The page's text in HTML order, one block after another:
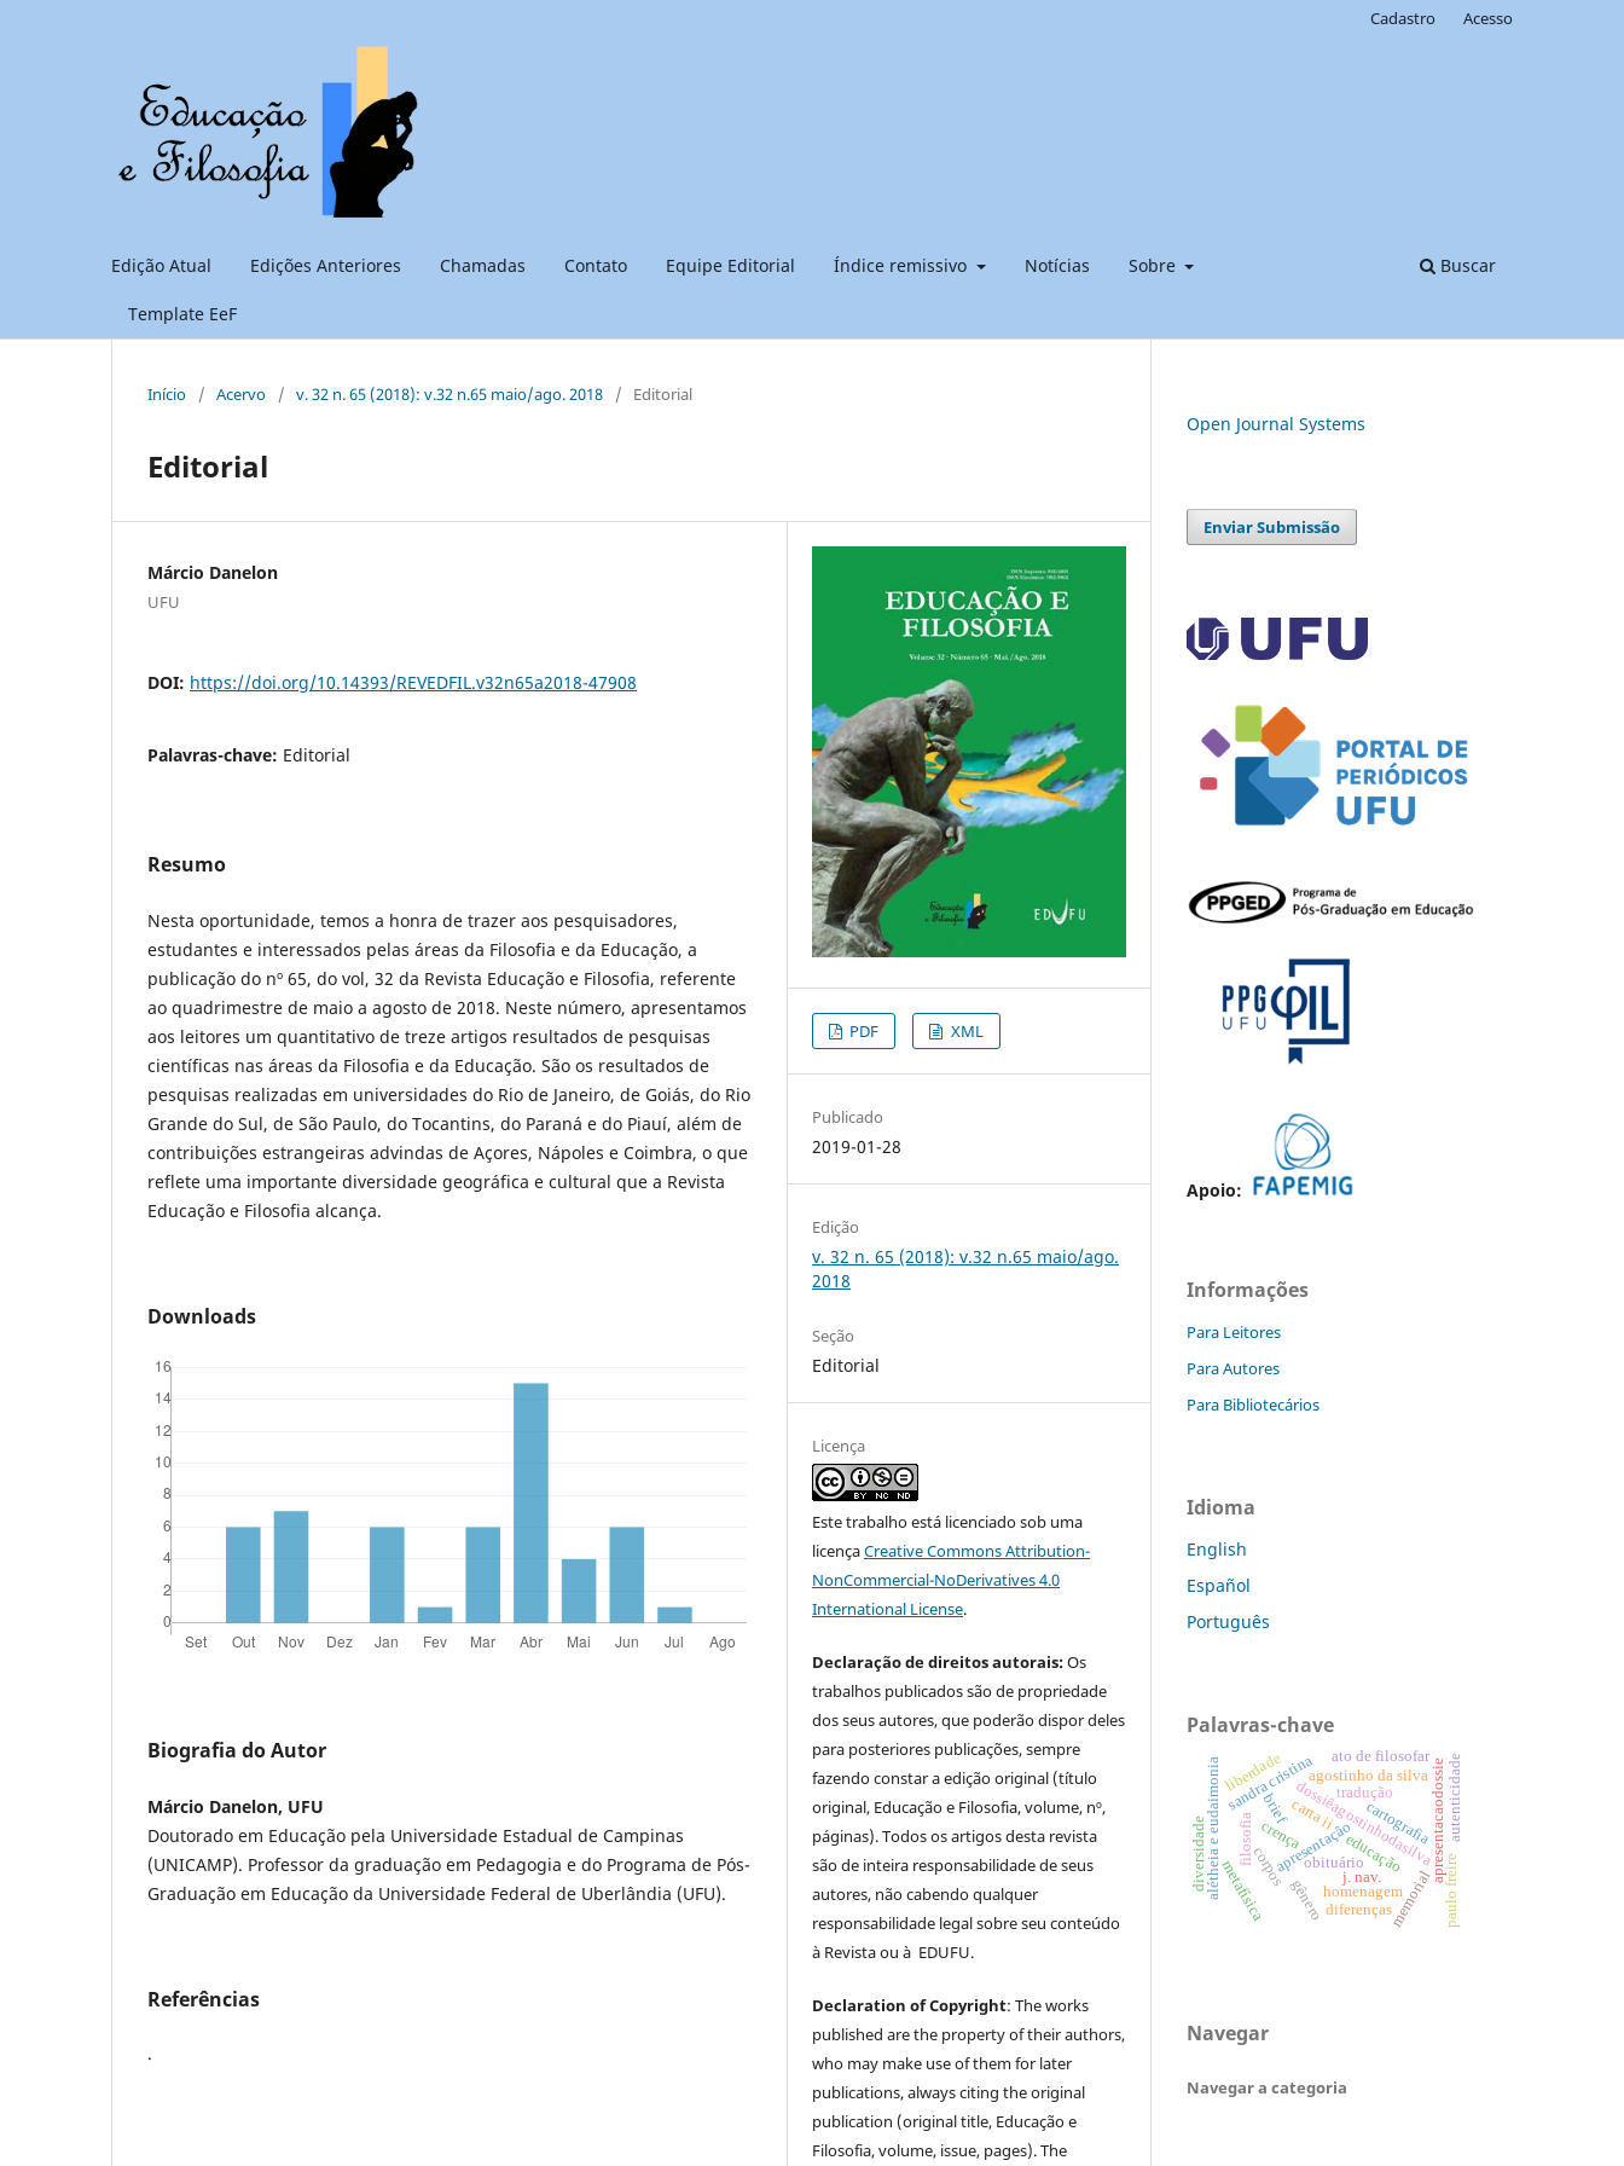
Edição Atual Edições Anteriores Chamadas Contato Equipe Editorial Índice remissivo Notícias Sobre
Template EeF
Buscar
Cadastro Acesso
Início / Acervo / v. 32 n. 65 (2018): v.32 n.65 maio/ago. 2018 / Editorial
Editorial
Márcio Danelon
UFU
DOI: https://doi.org/10.14393/REVEDFIL.v32n65a2018-47908
Palavras-chave: Editorial
Resumo
Nesta oportunidade, temos a honra de trazer aos pesquisadores,
estudantes e interessados pelas áreas da Filosofia e da Educação, a
publicação do nº 65, do vol, 32 da Revista Educação e Filosofia, referente
ao quadrimestre de maio a agosto de 2018. Neste número, apresentamos
aos leitores um quantitativo de treze artigos resultados de pesquisas
científicas nas áreas da Filosofia e da Educação. São os resultados de
pesquisas realizadas em universidades do Rio de Janeiro, de Goiás, do Rio
Grande do Sul, de São Paulo, do Tocantins, do Paraná e do Piauí, além de
contribuições estrangeiras advindas de Açores, Nápoles e Coimbra, o que
reflete uma importante diversidade geográfica e cultural que a Revista
Educação e Filosofia alcança.
Downloads
Biografia do Autor
Márcio Danelon, UFU
Doutorado em Educação pela Universidade Estadual de Campinas
(UNICAMP). Professor da graduação em Pedagogia e do Programa de Pós-
Graduação em Educação da Universidade Federal de Uberlândia (UFU).
Referências
.
PDF XML
Publicado
2019-01-28
Edição
v. 32 n. 65 (2018): v.32 n.65 maio/ago.
2018
Seção
Editorial
Licença
Este trabalho está licenciado sob uma
licençaCreative Commons Attribution-
NonCommercial-NoDerivatives 4.0
International License.
Declaração de direitos autorais:Os
trabalhos publicados são de propriedade
dos seus autores, que poderão dispor deles
para posteriores publicações, sempre
fazendo constar a edição original (título
original, Educação e Filosofia, volume, nº,
páginas). Todos os artigos desta revista
são de inteira responsabilidade de seus
autores, não cabendo qualquer
responsabilidade legal sobre seu conteúdo
à Revista ou à EDUFU.
Declaration of Copyright: The works
published are the property of their authors,
who may make use of them for later
publications, always citing the original
publication (original title, Educação e
Filosofia, volume, issue, pages). The
Open Journal Systems
Enviar Submissão
Apoio:
Informações
Para Leitores
Para Autores
Para Bibliotecários
Idioma
English
Español
Português
Palavras-chave
apresentação
dossiêagostinhodasilvaapresentacaodossie
tradução
brief
j. nav.
agostinho da silva
carta ii
sandra cristina
obituário
homenagemmemorial
diferenças
corpos
alétheia e eudaimonia filosofia
metafísica paulo freire
ato de filosofar
educação
crença cartografia
gênero
liberdade
diversidade
autenticidade
Navegar
Navegar a categoria